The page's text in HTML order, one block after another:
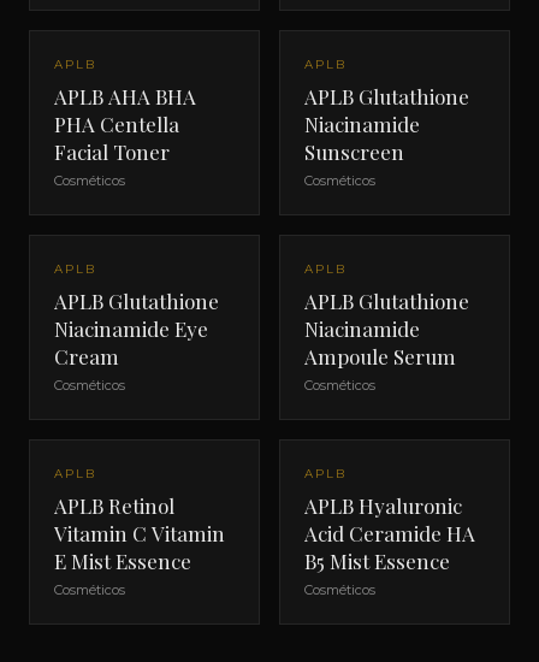
APLB
APLB AHA BHA
PHA Centella
Facial Toner
Cosméticos
APLB
APLB Glutathione
Niacinamide
Sunscreen
Cosméticos
APLB
APLB Glutathione
Niacinamide Eye
Cream
Cosméticos
APLB
APLB Glutathione
Niacinamide
Ampoule Serum
Cosméticos
APLB
APLB Retinol
Vitamin C Vitamin
E Mist Essence
Cosméticos
APLB
APLB Hyaluronic
Acid Ceramide HA
B5 Mist Essence
Cosméticos